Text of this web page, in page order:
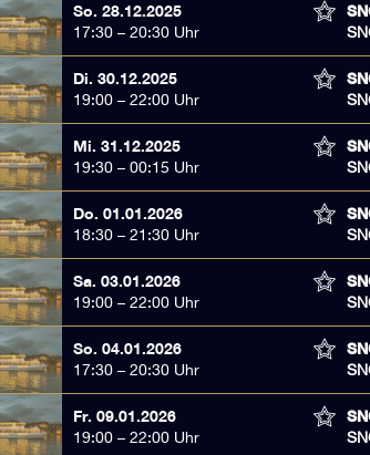
So. 28.12.2025
17:30 – 20:30 Uhr
Di. 30.12.2025
19:00 – 22:00 Uhr
Mi. 31.12.2025
19:30 – 00:15 Uhr
Do. 01.01.2026
18:30 – 21:30 Uhr
Sa. 03.01.2026
19:00 – 22:00 Uhr
So. 04.01.2026
17:30 – 20:30 Uhr
Fr. 09.01.2026
19:00 – 22:00 Uhr